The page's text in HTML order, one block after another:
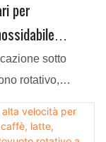
per
conosotto
rotativo,
non
anche i problemi